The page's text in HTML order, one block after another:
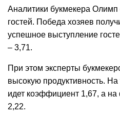
Аналитики букмекера
гостей. Победа хозяев
успешное выступление
– 3,71.
При этом эксперты
высокую продуктивность.
идет коэффициент 1,67, а
2,22.